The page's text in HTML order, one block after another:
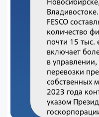
FESCO
количество
почти 15 тыс.
включает
в
перевозки
собственных
2023 года
указом